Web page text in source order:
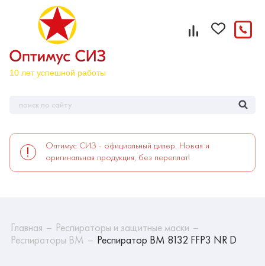
Оптимус СИЗ - официальный дилер. Новая и
оригинальная продукция, без переплат!
Главная
Респираторы и защитные маски
Респираторы ВМ
Респиратор ВМ 8132 FFP3 NR D